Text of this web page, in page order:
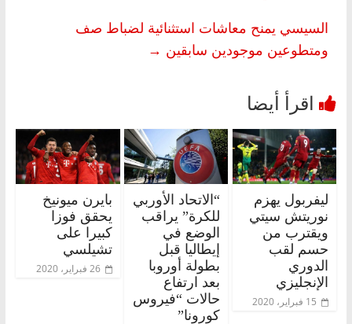
السيسي يمنح معاشات استثنائية لضباط صف
ومتطوعين موجودين سابقين →
ليفربول يهزم
نوريتش سيتي
ويقترب من
حسم لقب
الدوري
الإنجليزي
15 فبراير، 2020
“الاتحاد الأوربي
للكرة” يراقب
الوضع في
إيطاليا قبل
بطولة أوروبا
بعد ارتفاع
حالات “فيروس
كورونا”
بايرن ميونيخ
يحقق فوزا
كبيرا على
تشيلسي
26 فبراير، 2020